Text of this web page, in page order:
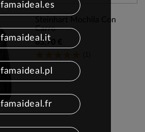
Steinhart Mochila Con
Carro
65,70 €
famaideal.es
famaideal.it
famaideal.pl
famaideal.fr